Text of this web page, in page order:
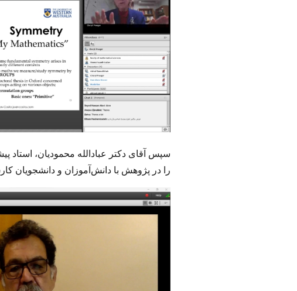
سپس آقای دکتر عبادالله محمودیان،
را در پژوهش با دانش‌آموزان و دانشجویان